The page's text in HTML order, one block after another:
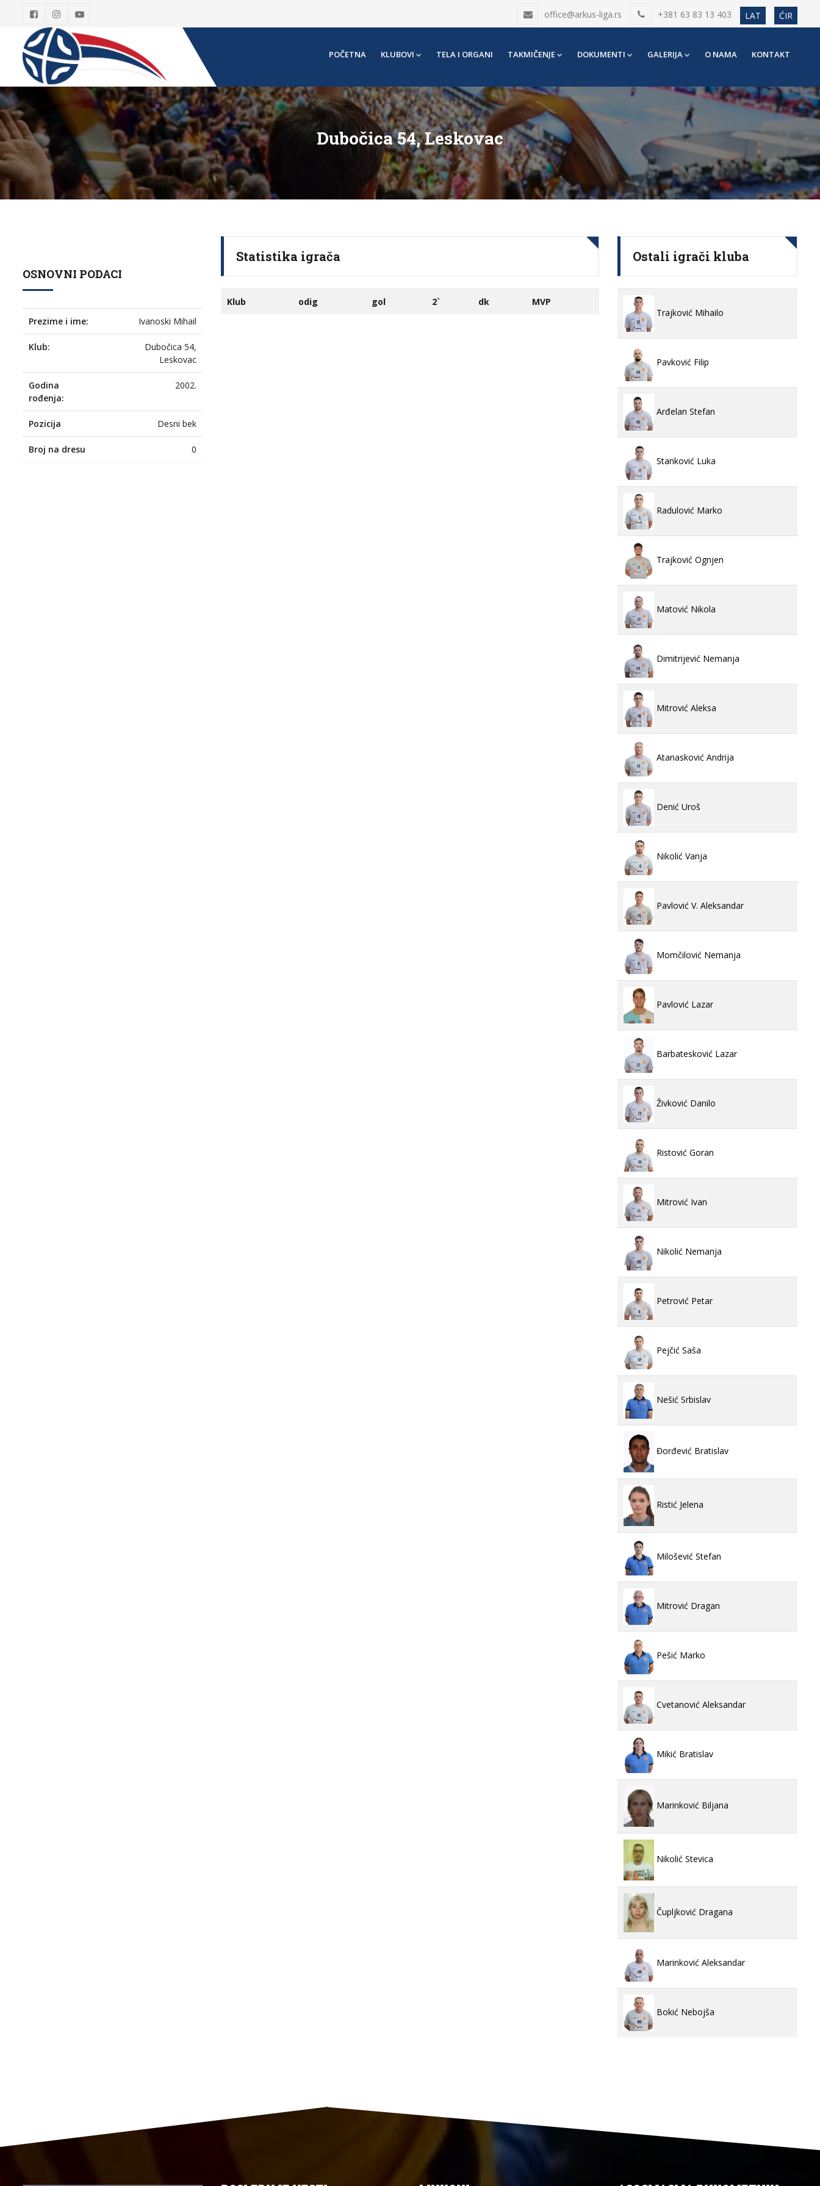
office@arkus-liga.rs +381 63 83 13 403 LAT ĆIR
POČETNA KLUBOVI TELA I ORGANI TAKMIČENJE DOKUMENTI GALERIJA O NAMA KONTAKT
Dubočica 54, Leskovac
OSNOVNI PODACI
Prezime i ime: Ivanoski Mihail
Klub:
Dubočica 54,
Leskovac
Godina
rođenja:
2002.
Pozicija Desni bek
Broj na dresu 0
Statistika igrača
Klub odig gol 2` dk MVP
Ostali igrači kluba
Trajković Mihailo
Pavković Filip
Arđelan Stefan
Stanković Luka
Radulović Marko
Trajković Ognjen
Matović Nikola
Dimitrijević Nemanja
Mitrović Aleksa
Atanasković Andrija
Denić Uroš
Nikolić Vanja
Pavlović V. Aleksandar
Momčilović Nemanja
Pavlović Lazar
Barbatesković Lazar
Živković Danilo
Ristović Goran
Mitrović Ivan
Nikolić Nemanja
Petrović Petar
Pejčić Saša
Nešić Srbislav
Đorđević Bratislav
Ristić Jelena
Milošević Stefan
Mitrović Dragan
Pešić Marko
Cvetanović Aleksandar
Mikić Bratislav
Marinković Biljana
Nikolić Stevica
Čupljković Dragana
Marinković Aleksandar
Bokić Nebojša